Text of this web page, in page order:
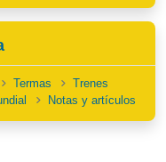
Termas
Trenes
Notas y artículos